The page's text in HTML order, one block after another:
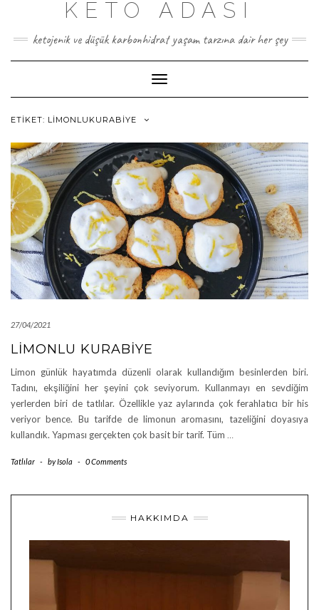
KETO ADASI
ketojenik ve düşük karbonhidrat yaşam tarzına dair her şey
Toggle
Navigation
ETIKET: LIMONLUKURABIYE
27/04/2021
LIMONLU KURABIYE
Limon günlük hayatımda düzenli olarak kullandığım besinlerden biri.
Tadını, ekşiliğini her şeyini çok seviyorum. Kullanmayı en sevdiğim
yerlerden biri de tatlılar. Özellikle yaz aylarında çok ferahlatıcı bir his
veriyor bence. Bu tarifde de limonun aromasını, tazeliğini doyasıya
kullandık. Yapması gerçekten çok basit bir tarif. Tüm …
Tatlılar - byIsola - 0 Comments
HAKKIMDA